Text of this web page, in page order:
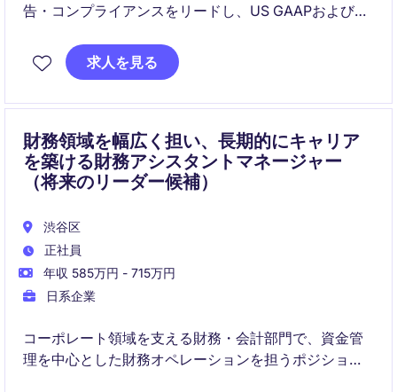
告・コンプライアンスをリードし、US GAAPおよび
の強化に加え、チームマネジメントを通じて組織力向
上にも貢献いただきます。
求人を見る
財務領域を幅広く担い、長期的にキャリア
を築ける財務アシスタントマネージャー
（将来のリーダー候補）
渋谷区
正社員
年収 585万円 - 715万円
日系企業
コーポレート領域を支える財務・会計部門で、資金管
理を中心とした財務オペレーションを担うポジション